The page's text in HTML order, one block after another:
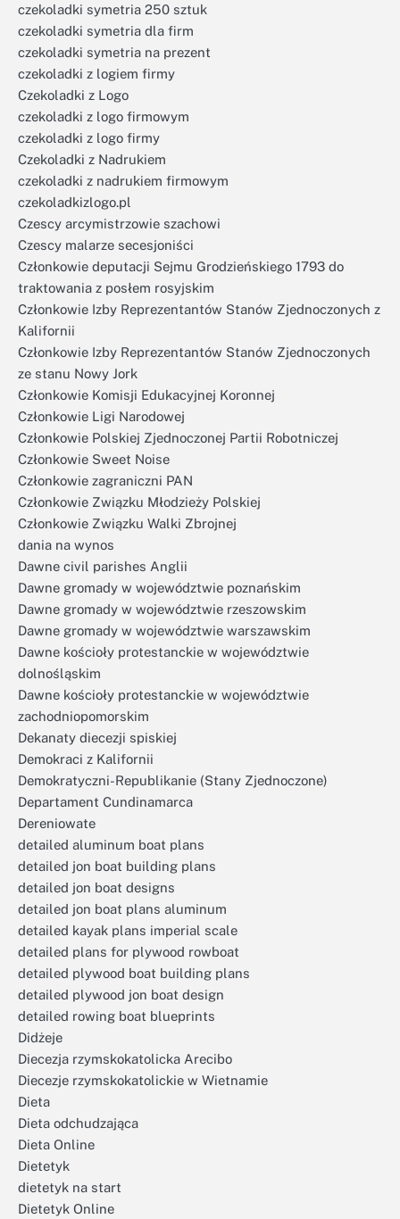
czekoladki symetria 250 sztuk
czekoladki symetria dla firm
czekoladki symetria na prezent
czekoladki z logiem firmy
Czekoladki z Logo
czekoladki z logo firmowym
czekoladki z logo firmy
Czekoladki z Nadrukiem
czekoladki z nadrukiem firmowym
czekoladkizlogo.pl
Czescy arcymistrzowie szachowi
Czescy malarze secesjoniści
Członkowie deputacji Sejmu Grodzieńskiego 1793 do
traktowania z posłem rosyjskim
Członkowie Izby Reprezentantów Stanów Zjednoczonych z
Kalifornii
Członkowie Izby Reprezentantów Stanów Zjednoczonych
ze stanu Nowy Jork
Członkowie Komisji Edukacyjnej Koronnej
Członkowie Ligi Narodowej
Członkowie Polskiej Zjednoczonej Partii Robotniczej
Członkowie Sweet Noise
Członkowie zagraniczni PAN
Członkowie Związku Młodzieży Polskiej
Członkowie Związku Walki Zbrojnej
dania na wynos
Dawne civil parishes Anglii
Dawne gromady w województwie poznańskim
Dawne gromady w województwie rzeszowskim
Dawne gromady w województwie warszawskim
Dawne kościoły protestanckie w województwie
dolnośląskim
Dawne kościoły protestanckie w województwie
zachodniopomorskim
Dekanaty diecezji spiskiej
Demokraci z Kalifornii
Demokratyczni-Republikanie (Stany Zjednoczone)
Departament Cundinamarca
Dereniowate
detailed aluminum boat plans
detailed jon boat building plans
detailed jon boat designs
detailed jon boat plans aluminum
detailed kayak plans imperial scale
detailed plans for plywood rowboat
detailed plywood boat building plans
detailed plywood jon boat design
detailed rowing boat blueprints
Didżeje
Diecezja rzymskokatolicka Arecibo
Diecezje rzymskokatolickie w Wietnamie
Dieta
Dieta odchudzająca
Dieta Online
Dietetyk
dietetyk na start
Dietetyk Online